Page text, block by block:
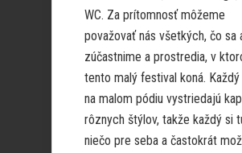
WC. Za prítomnosť môžeme
považovať nás všetkých, čo sa
zúčastnime a prostredia, v
tento malý festival koná.
na malom pódiu vystriedajú
rôznych štýlov, takže každý si
niečo pre seba a častokrát